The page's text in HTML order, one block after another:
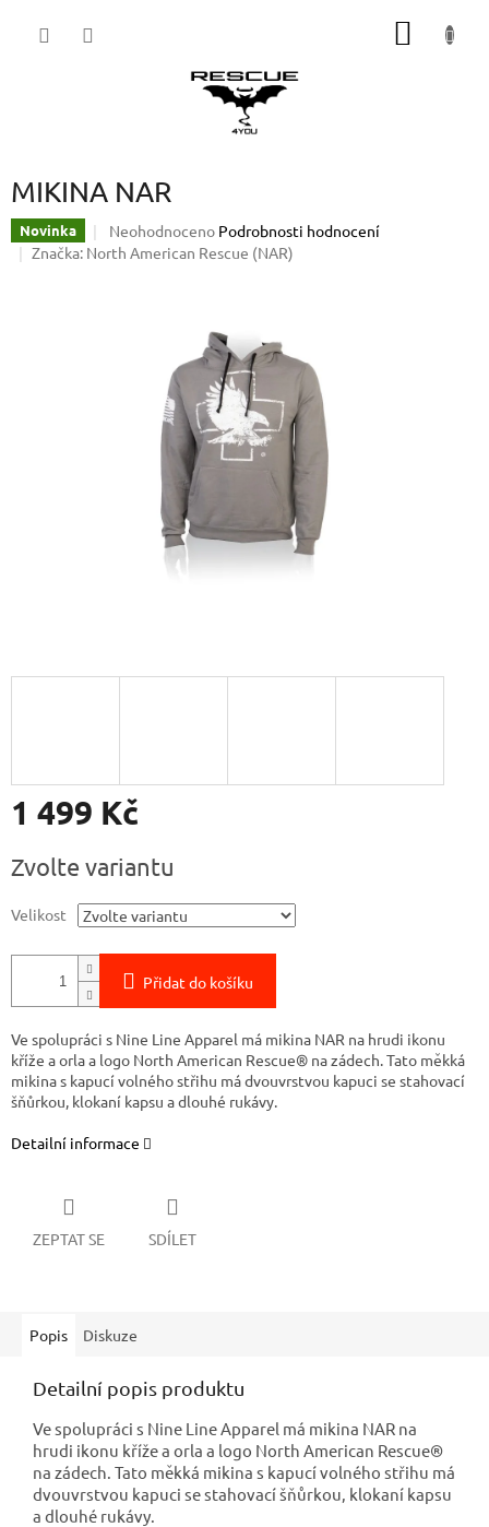
MIKINA NAR
Novinka
Průměrné
hodnocení
hvězdiček.
Neohodnoceno Podrobnosti hodnocení
Značka: North American Rescue (NAR)
1 499 Kč
cena:
Zvolte variantu
Velikost
Přidat do košíku
Ve spolupráci s Nine Line Apparel má mikina NAR na hrudi ikonu
kříže a orla a logo North American Rescue® na zádech. Tato měkká
mikina s kapucí volného střihu má dvouvrstvou kapuci se stahovací
šňůrkou, klokaní kapsu a dlouhé rukávy.
Detailní informace
ZEPTAT SE SDÍLET
Popis Diskuze
Detailní popis produktu
Ve spolupráci s Nine Line Apparel má mikina NAR na
hrudi ikonu kříže a orla a logo North American Rescue®
na zádech. Tato měkká mikina s kapucí volného střihu má
dvouvrstvou kapuci se stahovací šňůrkou, klokaní kapsu
a dlouhé rukávy.